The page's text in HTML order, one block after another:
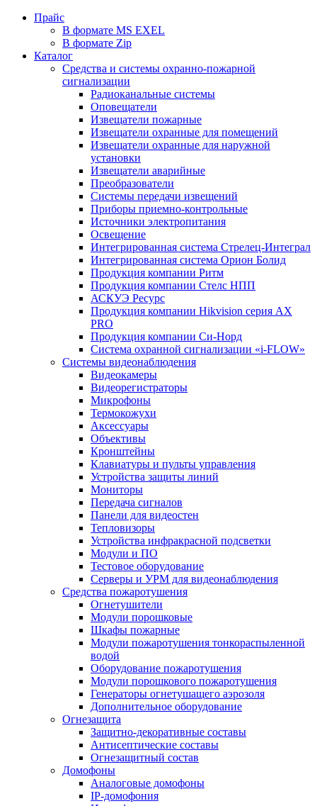
Прайс
В формате MS EXEL
В формате Zip
Каталог
Средства и системы охранно-пожарной
сигнализации
Радиоканальные системы
Оповещатели
Извещатели пожарные
Извещатели охранные для помещений
Извещатели охранные для наружной
установки
Извещатели аварийные
Преобразователи
Системы передачи извещений
Приборы приемно-контрольные
Источники электропитания
Освещение
Интегрированная система Стрелец-Интеграл
Интегрированная система Орион Болид
Продукция компании Ритм
Продукция компании Стелс НПП
АСКУЭ Ресурс
Продукция компании Hikvision серия AX
PRO
Продукция компании Си-Норд
Система охранной сигнализации «i-FLOW»
Системы видеонаблюдения
Видеокамеры
Видеорегистраторы
Микрофоны
Термокожухи
Аксессуары
Объективы
Кронштейны
Клавиатуры и пульты управления
Устройства защиты линий
Мониторы
Передача сигналов
Панели для видеостен
Тепловизоры
Устройства инфракрасной подсветки
Модули и ПО
Тестовое оборудование
Серверы и УРМ для видеонаблюдения
Средства пожаротушения
Огнетушители
Модули порошковые
Шкафы пожарные
Модули пожаротушения тонкораспыленной
водой
Оборудование пожаротушения
Модули порошкового пожаротушения
Генераторы огнетушащего аэрозоля
Дополнительное оборудование
Огнезащита
Защитно-декоративные составы
Антисептические составы
Огнезащитный состав
Домофоны
Аналоговые домофоны
IP-домофония